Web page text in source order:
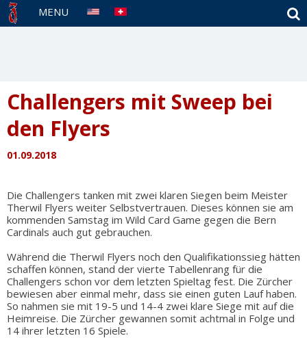
MENU
Challengers mit Sweep bei
den Flyers
01.09.2018
Die Challengers tanken mit zwei klaren Siegen beim Meister
Therwil Flyers weiter Selbstvertrauen. Dieses können sie am
kommenden Samstag im Wild Card Game gegen die Bern
Cardinals auch gut gebrauchen.
Während die Therwil Flyers noch den Qualifikationssieg hätten
schaffen können, stand der vierte Tabellenrang für die
Challengers schon vor dem letzten Spieltag fest. Die Zürcher
bewiesen aber einmal mehr, dass sie einen guten Lauf haben.
So nahmen sie mit 19-5 und 14-4 zwei klare Siege mit auf die
Heimreise. Die Zürcher gewannen somit achtmal in Folge und
14 ihrer letzten 16 Spiele.